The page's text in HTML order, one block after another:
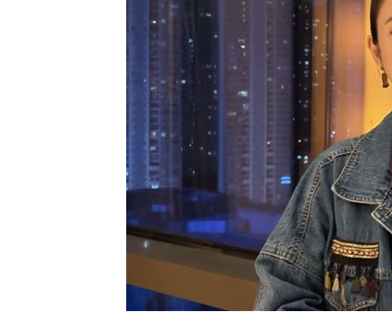
獨／海外遊學增強外語 台人夯英、美
台灣彩券開獎直播中 20:31
LIVE三立+24小時直播 15:27
三立iNEWS新聞台線上直播 18:00
商場戰國來臨 台中「頂奢大道」逐漸
台彩父親節推新刮刮樂千萬頭獎超「爸
「拍片人的多重宇宙」職涯論壇9/12登
8國球員齊聚高雄 Formosa 7s掀足球